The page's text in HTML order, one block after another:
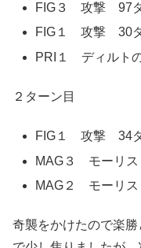
FIG３ 攻撃 97ダ
FIG１ 攻撃 30
PRI１ ディルト
２ターン目
FIG１ 攻撃 34ダ
MAG３ モーリ
MAG２ モーリ
奇襲をかけたので楽